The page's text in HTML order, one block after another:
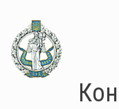
основного
матеріалу